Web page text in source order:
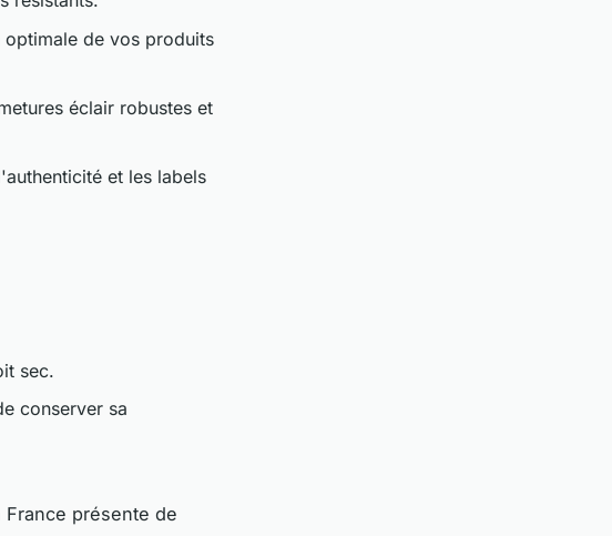
optimale de vos produits
éclair robustes et
et les labels
sec.
conserver sa
présente de